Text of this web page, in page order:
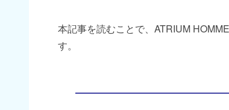
本記事を読むことで、ATRIUM
す。